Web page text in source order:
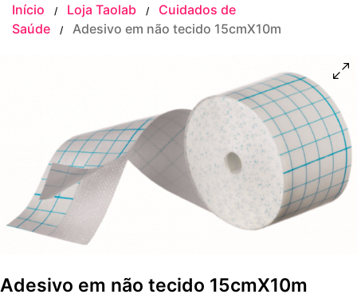
Início / Loja Taolab /
Cuidados de
Saúde
/ Adesivo em não tecido 15cmX10m
Adesivo em não tecido 15cmX10m